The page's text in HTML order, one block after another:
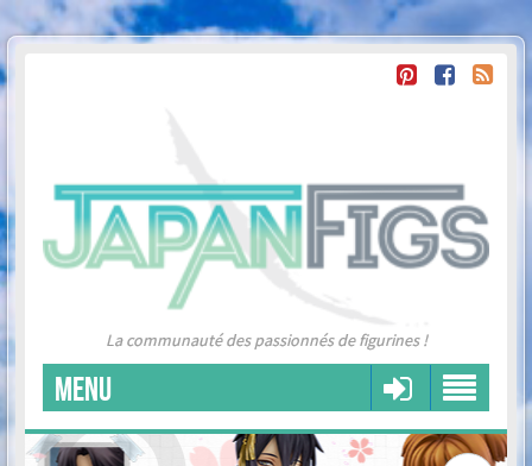
La communauté des passionnés de figurines !
MENU